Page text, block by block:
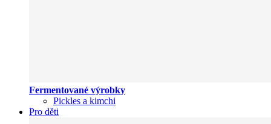
Fermentované výrobky
Pickles a kimchi
Pro děti